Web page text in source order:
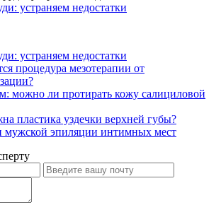
устраняем недостатки
устраняем недостатки
процедура мезотерапии от
можно ли протирать кожу салициловой
пластика уздечки верхней губы?
мужской эпиляции интимных мест